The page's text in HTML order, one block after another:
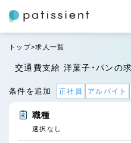
トップ 求人一覧
交通費支給 洋菓子・パンの
条件を追加 正社員 アルバイト
職種
選択なし